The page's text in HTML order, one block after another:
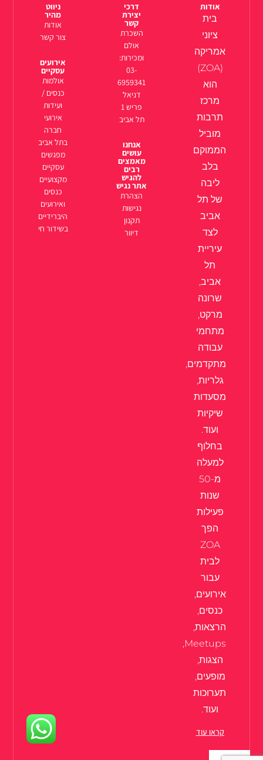
אודות
בית
ציוני
אמריקה
(ZOA)
הוא
מרכז
תרבות
מוביל
הממוקם
בלב
ליבה
של תל
אביב
לצד
עיריית
תל
אביב,
שרונה
מרקט,
מתחמי
עבודה
מתקדמים,
גלריות,
מסעדות
שיקיות
ועוד.
בחלוף
למעלה
מ-50
שנות
פעילות
הפך
ZOA
לבית
עבור
אירועים,
כנסים,
הרצאות,
Meetups,
הצגות,
מופעים,
תערוכות
ועוד.
קראו עוד
דרכי
יצירת
קשר
השכרת
אולם
ומכירות:
03-
6959341
דניאל
פריש 1
תל אביב
אנחנו
עושים
מאמצים
רבים
להגיש
אתר נגיש
הצהרת
נגישות
תקנון
דיוור
ניווט
מהיר
אודות
צור קשר
אירועים
עסקיים
אולמות
כנסים /
ועידות
אירועי
חברה
בתל אביב
מפגשים
עסקיים
מקצועיים
כנסים
ואירועים
היברידיים
בשידור חי